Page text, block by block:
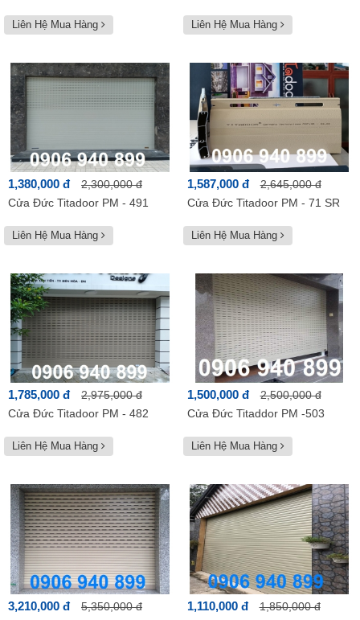
Liên Hệ Mua Hàng Liên Hệ Mua Hàng
1,380,000 đ
2,300,000 đ
Cửa Đức Titadoor PM - 491
Liên Hệ Mua Hàng
1,587,000 đ
2,645,000 đ
Cửa Đức Titadoor PM - 71 SR
Liên Hệ Mua Hàng
1,785,000 đ
2,975,000 đ
Cửa Đức Titadoor PM - 482
Liên Hệ Mua Hàng
1,500,000 đ
2,500,000 đ
Cửa Đức Titaddor PM -503
Liên Hệ Mua Hàng
3,210,000 đ
5,350,000 đ
1,110,000 đ
1,850,000 đ